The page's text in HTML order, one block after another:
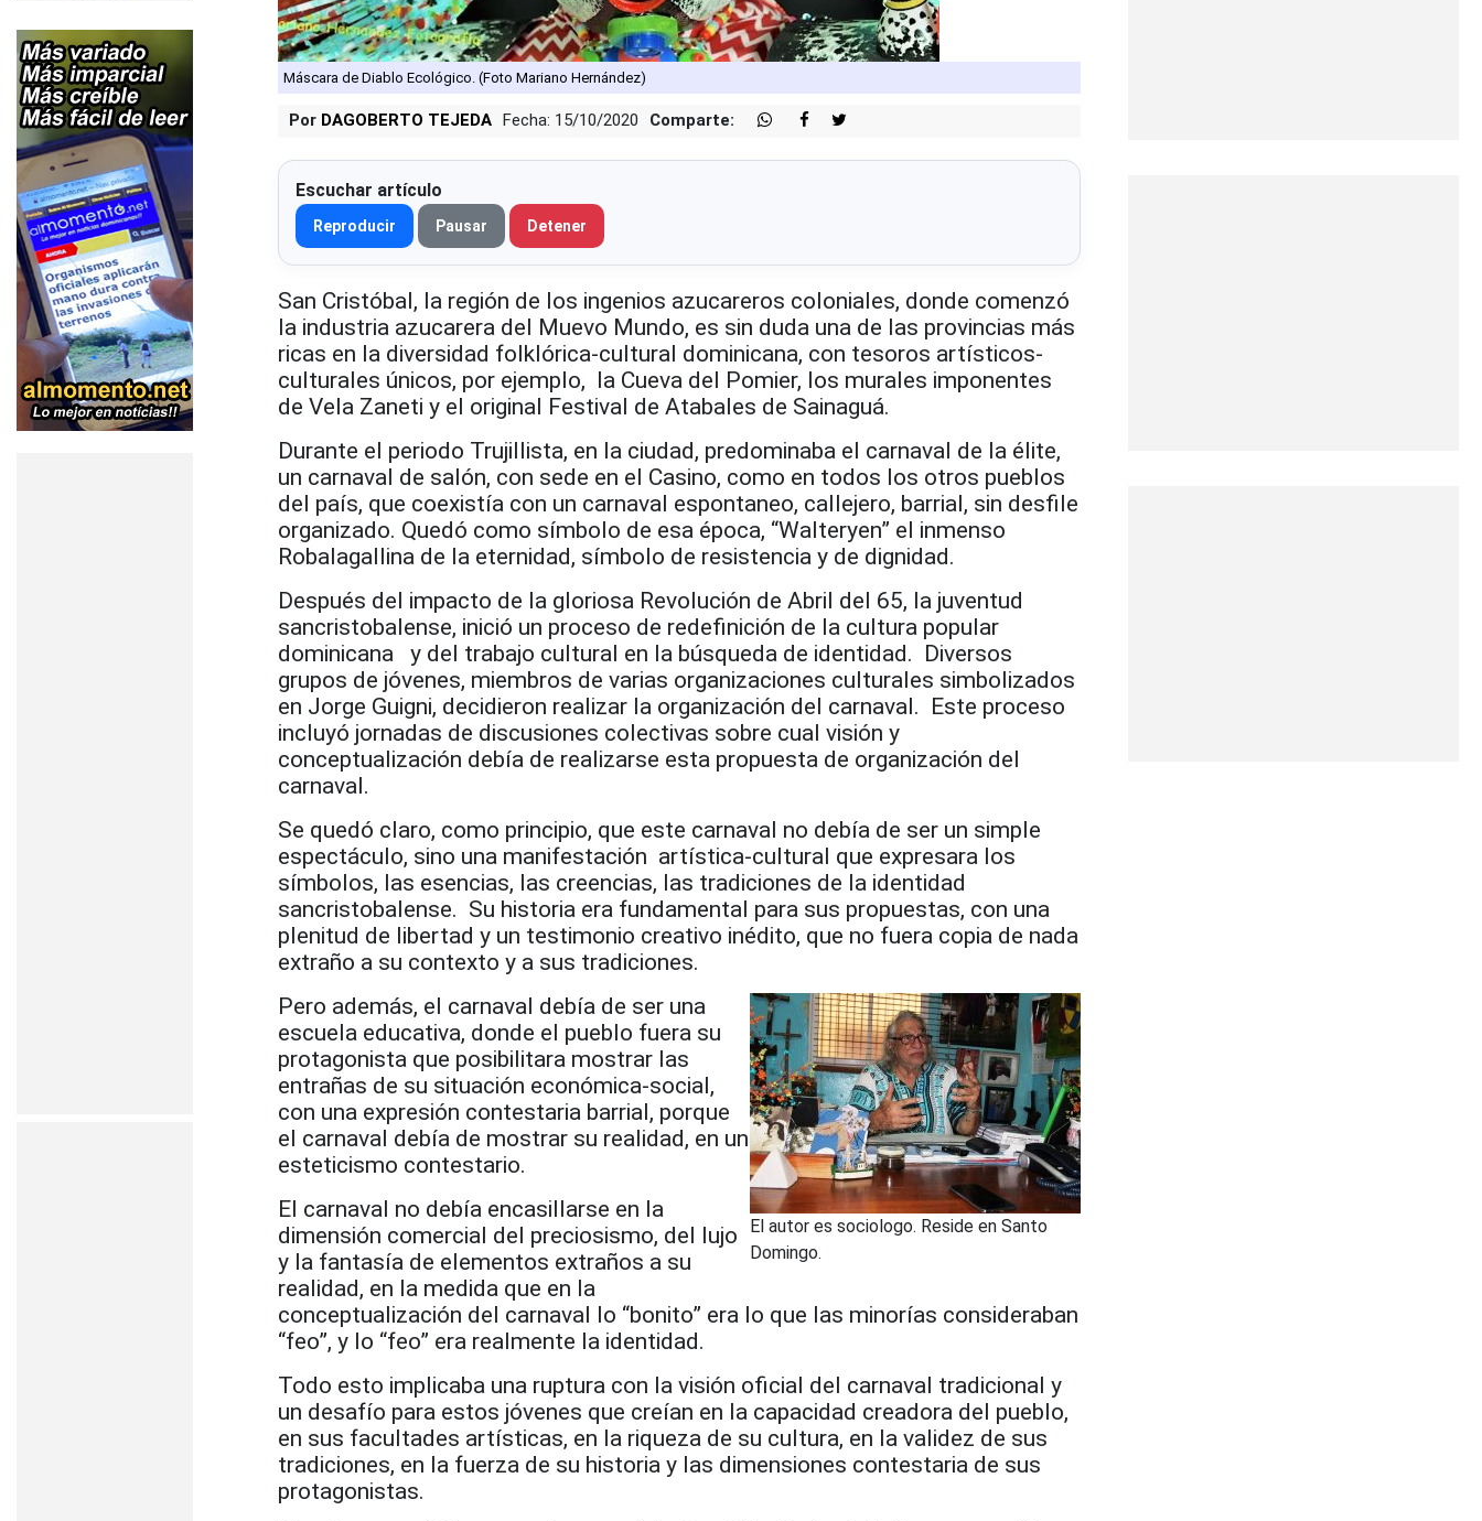
Máscara de Diablo Ecológico. (Foto Mariano Hernández)
Por DAGOBERTO TEJEDA Fecha: 15/10/2020 Comparte:
Escuchar artículo
Reproducir Pausar Detener
San Cristóbal, la región de los ingenios azucareros coloniales, donde comenzó
la industria azucarera del Muevo Mundo, es sin duda una de las provincias más
ricas en la diversidad folklórica-cultural dominicana, con tesoros artísticos-
culturales únicos, por ejemplo, la Cueva del Pomier, los murales imponentes
de Vela Zaneti y el original Festival de Atabales de Sainaguá.
Durante el periodo Trujillista, en la ciudad, predominaba el carnaval de la élite,
un carnaval de salón, con sede en el Casino, como en todos los otros pueblos
del país, que coexistía con un carnaval espontaneo, callejero, barrial, sin desfile
organizado. Quedó como símbolo de esa época, “Walteryen” el inmenso
Robalagallina de la eternidad, símbolo de resistencia y de dignidad.
Después del impacto de la gloriosa Revolución de Abril del 65, la juventud
sancristobalense, inició un proceso de redefinición de la cultura popular
dominicana y del trabajo cultural en la búsqueda de identidad. Diversos
grupos de jóvenes, miembros de varias organizaciones culturales simbolizados
en Jorge Guigni, decidieron realizar la organización del carnaval. Este proceso
incluyó jornadas de discusiones colectivas sobre cual visión y
conceptualización debía de realizarse esta propuesta de organización del
carnaval.
Se quedó claro, como principio, que este carnaval no debía de ser un simple
espectáculo, sino una manifestación artística-cultural que expresara los
símbolos, las esencias, las creencias, las tradiciones de la identidad
sancristobalense. Su historia era fundamental para sus propuestas, con una
plenitud de libertad y un testimonio creativo inédito, que no fuera copia de nada
extraño a su contexto y a sus tradiciones.
El autor es sociologo. Reside en Santo
Domingo.
Pero además, el carnaval debía de ser una
escuela educativa, donde el pueblo fuera su
protagonista que posibilitara mostrar las
entrañas de su situación económica-social,
con una expresión contestaria barrial, porque
el carnaval debía de mostrar su realidad, en un
esteticismo contestario.
El carnaval no debía encasillarse en la
dimensión comercial del preciosismo, del lujo
y la fantasía de elementos extraños a su
realidad, en la medida que en la
conceptualización del carnaval lo “bonito” era lo que las minorías consideraban
“feo”, y lo “feo” era realmente la identidad.
Todo esto implicaba una ruptura con la visión oficial del carnaval tradicional y
un desafío para estos jóvenes que creían en la capacidad creadora del pueblo,
en sus facultades artísticas, en la riqueza de su cultura, en la validez de sus
tradiciones, en la fuerza de su historia y las dimensiones contestaria de sus
protagonistas.